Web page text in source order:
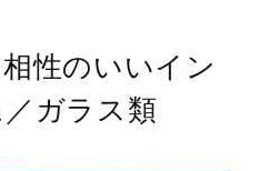
性のいいイン
ガラス類